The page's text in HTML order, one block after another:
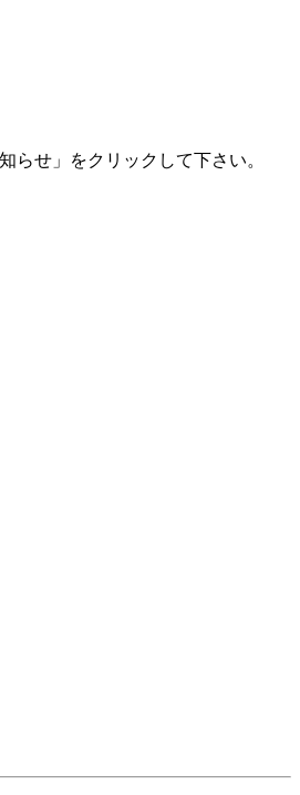
せ」をクリックして下さい。